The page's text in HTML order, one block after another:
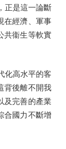
正是這一論斷
在經濟、軍事
共衞生等軟實
高水平的客
背後離不開我
及完善的產業
合國力不斷增